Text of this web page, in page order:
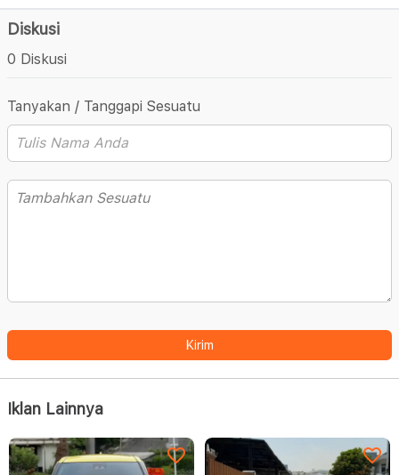
Diskusi
0 Diskusi
Tanyakan / Tanggapi Sesuatu
Kirim
Iklan Lainnya